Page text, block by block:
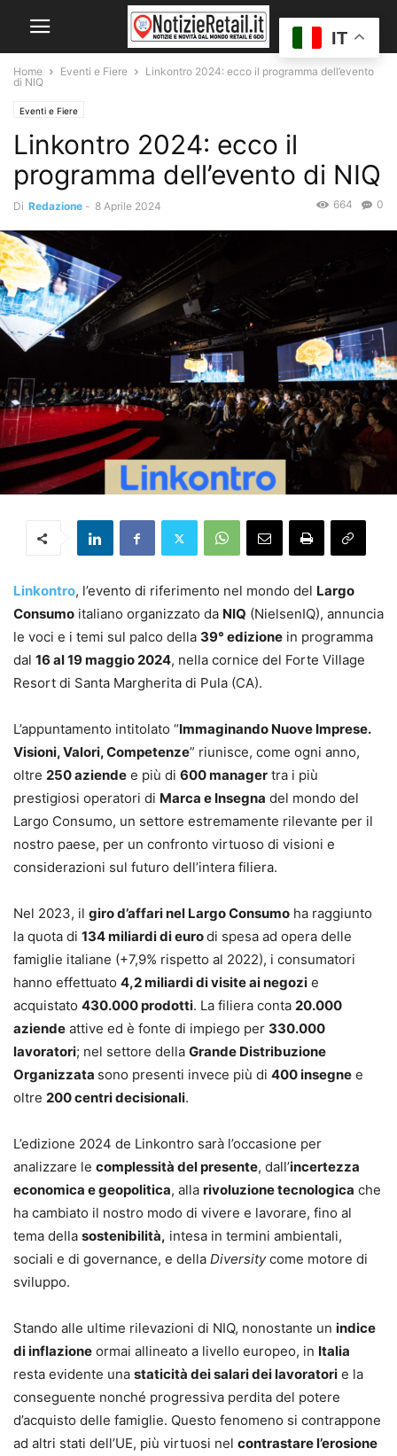
Home Eventi e Fiere
Linkontro 2024: ecco il programma dell’evento
di NIQ
Eventi e Fiere
Linkontro 2024: ecco il
programma dell’evento di NIQ
Di Redazione - 8 Aprile 2024 0
664
Linkontro, l’evento di riferimento nel mondo del Largo
Consumo italiano organizzato da NIQ (NielsenIQ), annuncia
le voci e i temi sul palco della 39° edizione in programma
dal 16 al 19 maggio 2024, nella cornice del Forte Village
Resort di Santa Margherita di Pula (CA).
L’appuntamento intitolato “Immaginando Nuove Imprese.
Visioni, Valori, Competenze” riunisce, come ogni anno,
oltre 250 aziende e più di 600 manager tra i più
prestigiosi operatori di Marca e Insegna del mondo del
Largo Consumo, un settore estremamente rilevante per il
nostro paese, per un confronto virtuoso di visioni e
considerazioni sul futuro dell’intera filiera.
Nel 2023, il giro d’affari nel Largo Consumo ha raggiunto
la quota di 134 miliardi di eurodi spesa ad opera delle
famiglie italiane (+7,9% rispetto al 2022), i consumatori
hanno effettuato 4,2 miliardi di visite ai negozi e
acquistato 430.000 prodotti. La filiera conta 20.000
aziende attive ed è fonte di impiego per 330.000
lavoratori; nel settore della Grande Distribuzione
Organizzata sono presenti invece più di 400 insegne e
oltre 200 centri decisionali.
L’edizione 2024 de Linkontro sarà l’occasione per
analizzare le complessità del presente, dall’incertezza
economica e geopolitica, alla rivoluzione tecnologica che
ha cambiato il nostro modo di vivere e lavorare, fino al
tema della sostenibilità, intesa in termini ambientali,
sociali e di governance, e della Diversitycome motore di
sviluppo.
Stando alle ultime rilevazioni di NIQ, nonostante un indice
di inflazione ormai allineato a livello europeo, in Italia
resta evidente una staticità dei salari dei lavoratori e la
conseguente nonché progressiva perdita del potere
d’acquisto delle famiglie. Questo fenomeno si contrappone
ad altri stati dell’UE, più virtuosi nel contrastare l’erosione
IT